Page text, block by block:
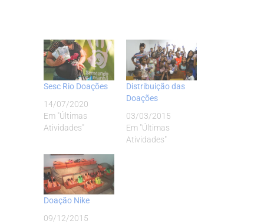
Sesc Rio Doações
14/07/2020
Em "Últimas
Atividades"
Distribuição das
Doações
03/03/2015
Em "Últimas
Atividades"
Doação Nike
09/12/2015